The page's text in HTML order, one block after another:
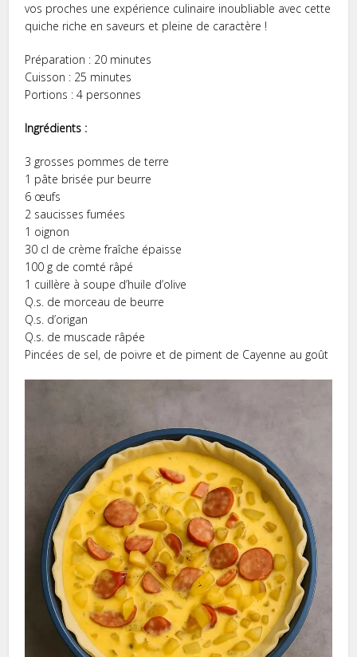
vos proches une expérience culinaire inoubliable avec cette
quiche riche en saveurs et pleine de caractère !
Préparation : 20 minutes
Cuisson : 25 minutes
Portions : 4 personnes
Ingrédients :
3 grosses pommes de terre
1 pâte brisée pur beurre
6 œufs
2 saucisses fumées
1 oignon
30 cl de crème fraîche épaisse
100 g de comté râpé
1 cuillère à soupe d’huile d’olive
Q.s. de morceau de beurre
Q.s. d’origan
Q.s. de muscade râpée
Pincées de sel, de poivre et de piment de Cayenne au goût